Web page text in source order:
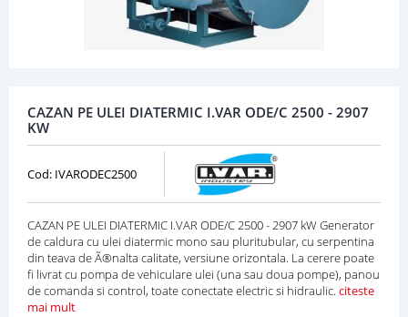
CAZAN PE ULEI DIATERMIC I.VAR ODE/C 2500 - 2907
KW
Cod: IVARODEC2500
CAZAN PE ULEI DIATERMIC I.VAR ODE/C 2500 - 2907 kW Generator
de caldura cu ulei diatermic mono sau pluritubular, cu serpentina
din teava de Ã®nalta calitate, versiune orizontala. La cerere poate
fi livrat cu pompa de vehiculare ulei (una sau doua pompe), panou
de comanda si control, toate conectate electric si hidraulic. citeste
mai mult